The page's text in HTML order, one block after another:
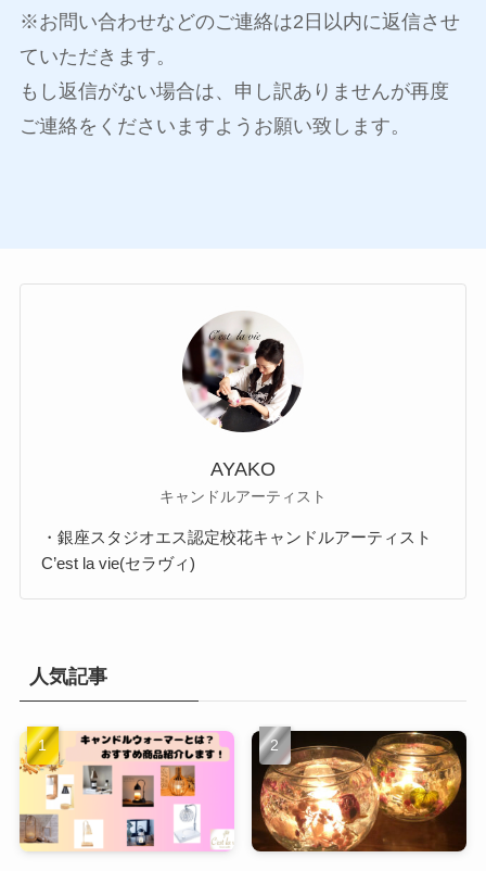
※お問い合わせなどのご連絡は2日以内に返信させ
ていただきます。
もし返信がない場合は、申し訳ありませんが再度
ご連絡をくださいますようお願い致します。
AYAKO
キャンドルアーティスト
・銀座スタジオエス認定校花キャンドルアーティスト
C’est la vie(セラヴィ)
人気記事